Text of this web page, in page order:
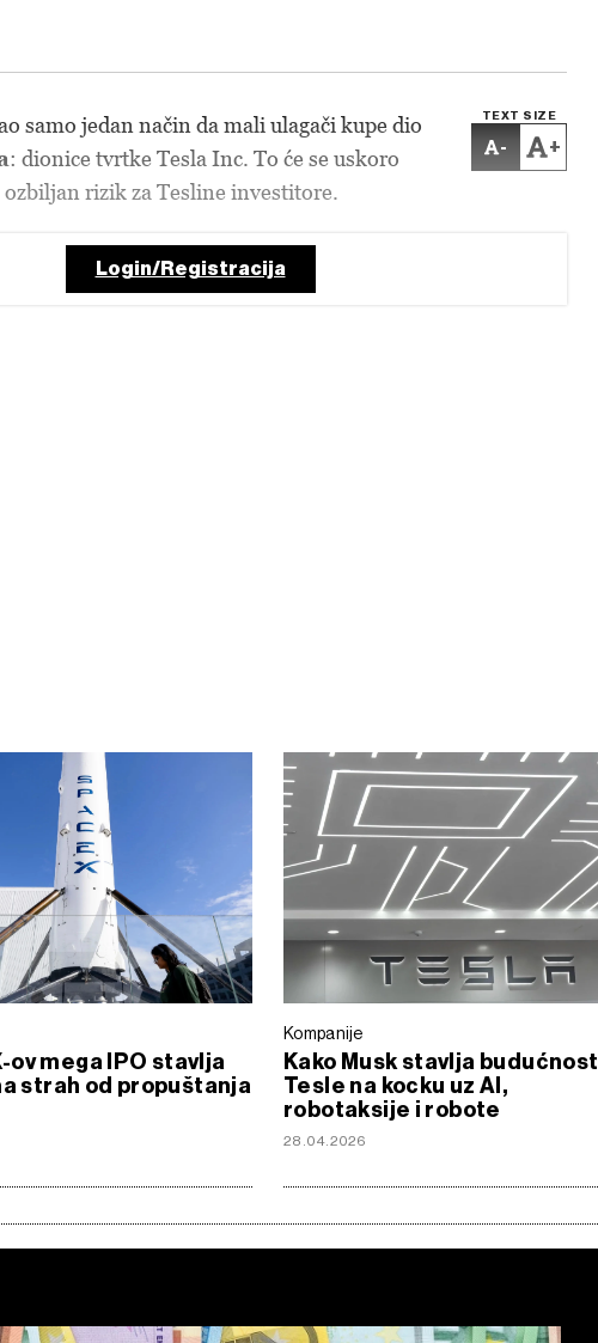
TEXT SIZE
- +
samo jedan način da mali ulagači kupe dio
: dionice tvrtke Tesla Inc. To će se uskoro
rizik za Tesline investitore.
Login/Registracija
ov mega IPO stavlja
strah od propuštanja
Kompanije
Kako Musk stavlja budućnost
Tesle na kocku uz AI,
robotaksije i robote
28.04.2026